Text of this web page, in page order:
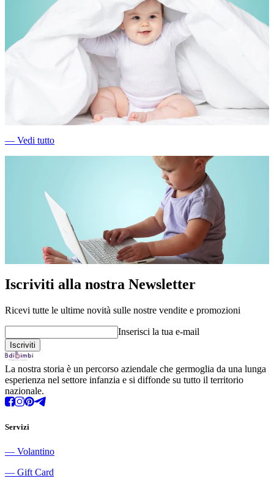
― Vedi tutto
Iscriviti alla nostra Newsletter
Ricevi tutte le ultime novità sulle nostre vendite e promozioni
Inserisci la tua e-mail
La nostra storia è un percorso aziendale che germoglia da una lunga
esperienza nel settore infanzia e si diffonde su tutto il territorio
nazionale.
Servizi
― Volantino
― Gift Card